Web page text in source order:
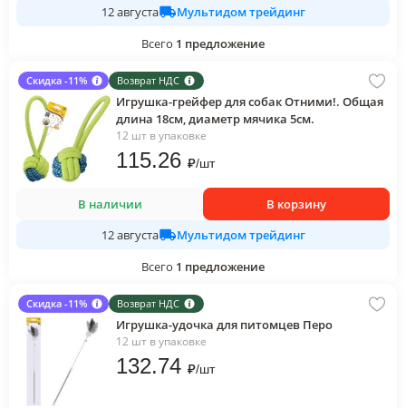
12 августа
Мультидом трейдинг
Всего 1 предложение
Скидка -11% Возврат НДС
Игрушка-грейфер для собак Отними!. Общая
длина 18см, диаметр мячика 5см.
12 шт в упаковке
115.26 ₽/шт
В наличии
В корзину
12 августа
Мультидом трейдинг
Всего 1 предложение
Скидка -11% Возврат НДС
Игрушка-удочка для питомцев Перо
12 шт в упаковке
132.74 ₽/шт